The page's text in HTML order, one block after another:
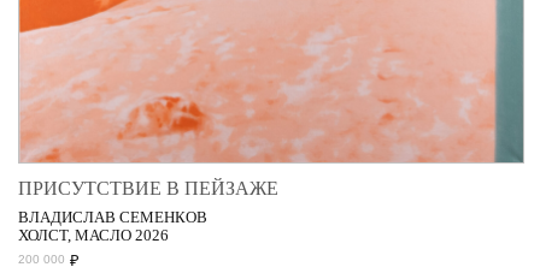
ПРИСУТСТВИЕ В ПЕЙЗАЖЕ
ВЛАДИСЛАВ СЕМЕНКОВ
ХОЛСТ, МАСЛО 2026
200 000 ₽